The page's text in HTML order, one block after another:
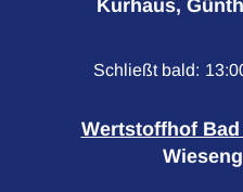
Kurhaus,
Klicken, um
Schließt bald:
Wertstoffhof